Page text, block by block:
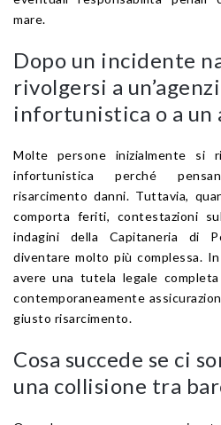
mare.
Dopo un incidente
rivolgersi a
infortunistica o a un
Molte persone inizialmente si
infortunistica perché
risarcimento danni. Tuttavia,
comporta feriti, contestazioni
indagini della Capitaneria di
diventare molto più complessa.
avere una tutela legale
contemporaneamente
giusto risarcimento.
Cosa succede se ci
una collisione tra